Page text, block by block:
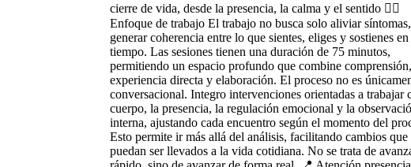
cierre de vida, desde la presencia, la calma y el sentido 🧘‍♂️
Enfoque de trabajo El trabajo no busca solo aliviar
generar coherencia entre lo que sientes, eliges y sostienes
tiempo. Las sesiones tienen una duración de 75 minutos,
permitiendo un espacio profundo que combine comprensión,
experiencia directa y elaboración. El proceso no es
conversacional. Integro intervenciones orientadas a trabajar
cuerpo, la presencia, la regulación emocional y la
interna, ajustando cada encuentro según el momento del
Esto permite ir más allá del análisis, facilitando cambios que
puedan ser llevados a la vida cotidiana. No se trata de